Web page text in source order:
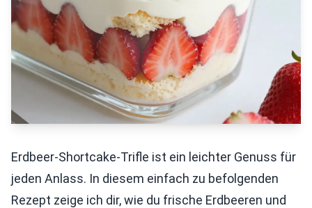
Erdbeer-Shortcake-Trifle ist ein leichter Genuss für
jeden Anlass. In diesem einfach zu befolgenden
Rezept zeige ich dir, wie du frische Erdbeeren und